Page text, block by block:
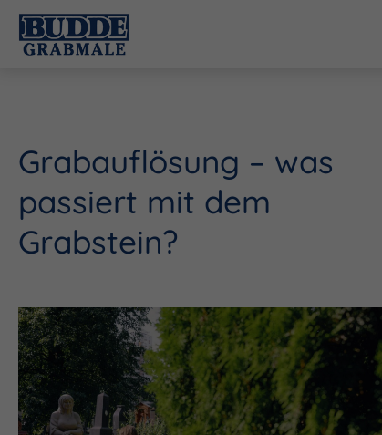
Grabauflösung – was
passiert mit dem
Grabstein?